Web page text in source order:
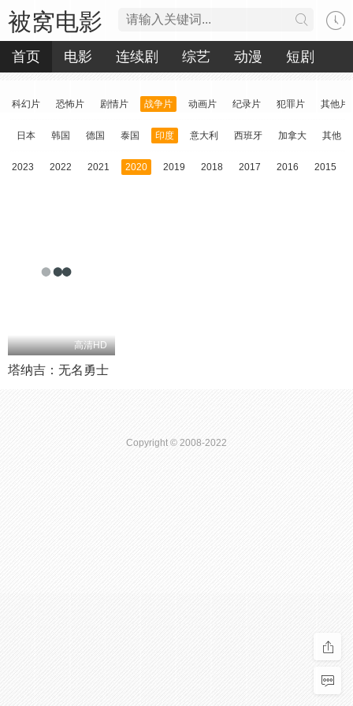
被窝电影
首页 电影 连续剧 综艺 动漫 短剧
科幻片 恐怖片 剧情片 战争片 动画片 纪录片 犯罪片 其他片
日本 韩国 德国 泰国 印度 意大利 西班牙 加拿大 其他
2023 2022 2021 2020 2019 2018 2017 2016 2015
高清HD
塔纳吉：无名勇士
Copyright © 2008-2022